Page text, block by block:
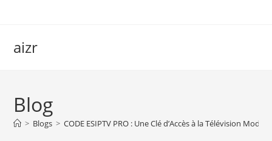
aizr
Blog
> Blogs > CODE ESIPTV PRO : Une Clé d’Accès à la Télévision